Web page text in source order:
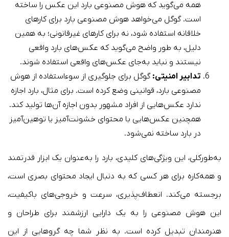
همه می‌گوید که هوش مصنوعی بارد این عکس را ساخته
است. گوگل می‌خواهد هوش مصنوعی بارد برای کارهای
خلاقانه استفاده شود، نه برای کارهای غیرقانونی؛ به همین
دلیل، به طور واضح می‌گوید که عکس‌های بارد واقعی
نیستند و نباید به‌جای عکس‌های واقعی استفاده شوند.
تدابیر امنیتی: گوگل برای جلوگیری از سوءاستفاده از هوش
مصنوعی بارد، قوانینی وضع کرده است. برای مثال، بارد اجازه
ندارد عکس‌هایی از افراد مشهور بدون اجازه آن‌ها تولید کند.
همچنین عکس‌هایی با محتوای خشونت‌آمیز یا توهین‌آمیز
در بارد ساخته نمی‌شود.
به‌طورکلی، این ویژگی‌های کلیدی، بارد را به‌عنوان یک ابزار قدرتمند
و همه‌کاره برای هر کسی که به دنبال ایجاد محتوای بصری است،
برجسته می‌کند. انعطاف‌پذیری، سرعت و خروجی‌های باکیفیت،
این هوش مصنوعی را به یک دارایی ارزشمند برای طراحان و
هنرمندان تبدیل کرده است. به نظر شما چه گروهایی از این